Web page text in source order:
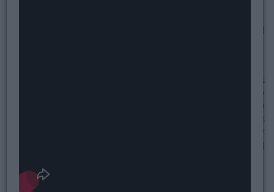
Η Ευρωπαϊκή
Προσώπου, με
Πρόεδρο τον
Prof. Pietro Palma
MD, σε
συνεργασία με
την Ιταλική